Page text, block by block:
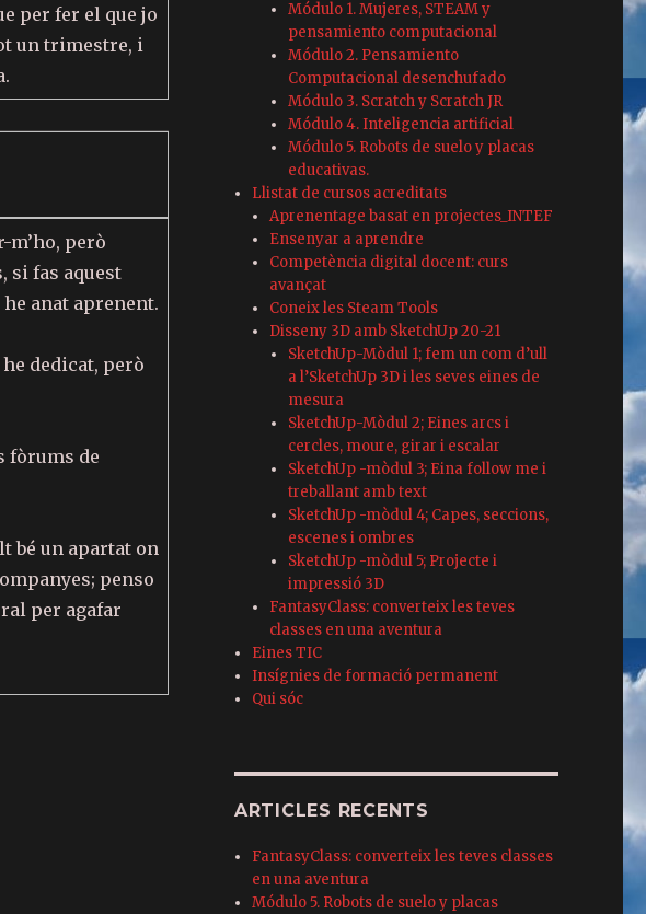
per fer el que jo
un trimestre, i
m’ho, però
si fas aquest
anat aprenent.
dedicat, però
fòrums de
bé un apartat on
penso
per agafar
Módulo 1. Mujeres, STEAM y
pensamiento computacional
Módulo 2. Pensamiento
Computacional desenchufado
Módulo 3. Scratch y Scratch JR
Módulo 4. Inteligencia artificial
Módulo 5. Robots de suelo y placas
educativas.
Llistat de cursos acreditats
Aprenentage basat en projectes_INTEF
Ensenyar a aprendre
Competència digital docent: curs
avançat
Coneix les Steam Tools
Disseny 3D amb SketchUp 20-21
SketchUp-Mòdul 1; fem un com d’ull
a l’SketchUp 3D i les seves eines de
mesura
SketchUp-Mòdul 2; Eines arcs i
cercles, moure, girar i escalar
SketchUp -mòdul 3; Eina follow me i
treballant amb text
SketchUp -mòdul 4; Capes, seccions,
escenes i ombres
SketchUp -mòdul 5; Projecte i
impressió 3D
FantasyClass: converteix les teves
classes en una aventura
Eines TIC
Insígnies de formació permanent
Qui sóc
ARTICLES RECENTS
FantasyClass: converteix les teves classes
en una aventura
Módulo 5. Robots de suelo y placas